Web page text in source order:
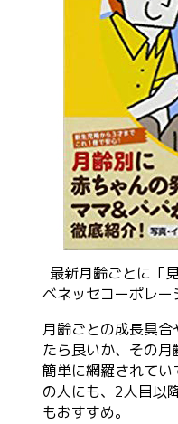
最新月齢ごとに「
ベネッセコーポレー
月齢ごとの成長具
たら良いか、その
簡単に網羅されて
の人にも、2人目以
もおすすめ。